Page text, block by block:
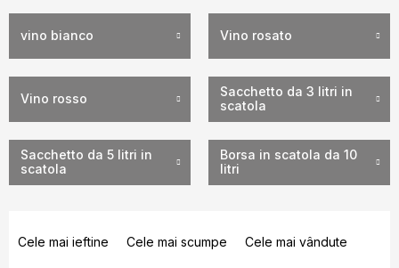
vino bianco Vino rosato
Vino rosso
Sacchetto da 3 litri in
scatola
Sacchetto da 5 litri in
scatola
Borsa in scatola da 10
litri
eCele mai ieftine Cele mai scumpe Cele mai vândute